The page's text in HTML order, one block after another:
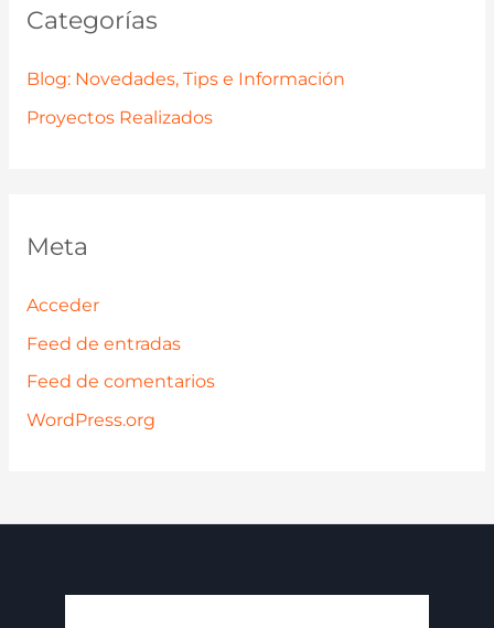
Categorías
Blog: Novedades, Tips e Información
Proyectos Realizados
Meta
Acceder
Feed de entradas
Feed de comentarios
WordPress.org